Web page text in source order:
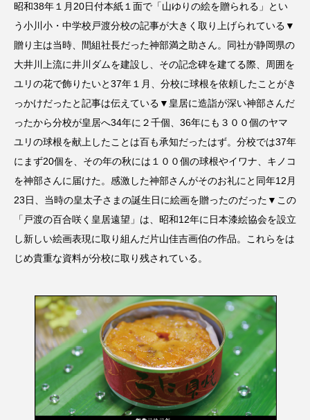
昭和38年１月20日付本紙１面で「山ゆりの絵を贈られる」とい
う小川小・中学校戸渡分校の記事が大きく取り上げられている▼
贈り主は当時、間組社長だった神部満之助さん。同社が静岡県の
大井川上流に井川ダムを建設し、その記念碑を建てる際、周囲を
ユリの花で飾りたいと37年１月、分校に球根を依頼したことがき
っかけだったと記事は伝えている▼皇居に造詣が深い神部さんだ
ったから分校が皇居へ34年に２千個、36年にも３００個のヤマ
ユリの球根を献上したことは百も承知だったはず。分校では37年
にまず20個を、その年の秋には１００個の球根やイワナ、キノコ
を神部さんに届けた。感激した神部さんがそのお礼にと同年12月
23日、当時の皇太子さまの誕生日に絵画を贈ったのだった▼この
「戸渡の百合咲く皇居遠望」は、昭和12年に日本漆絵協会を設立
し新しい絵画表現に取り組んだ片山佳吉画伯の作品。これらをは
じめ貴重な資料が分校に取り残されている。